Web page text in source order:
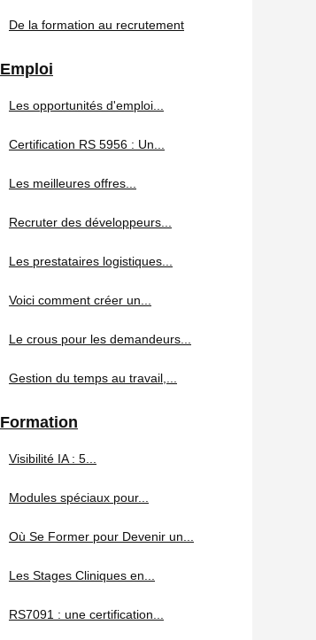
De la formation au recrutement
Emploi
Les opportunités d'emploi...
Certification RS 5956 : Un...
Les meilleures offres...
Recruter des développeurs...
Les prestataires logistiques...
Voici comment créer un...
Le crous pour les demandeurs...
Gestion du temps au travail,...
Formation
Visibilité IA : 5...
Modules spéciaux pour...
Où Se Former pour Devenir un...
Les Stages Cliniques en...
RS7091 : une certification...